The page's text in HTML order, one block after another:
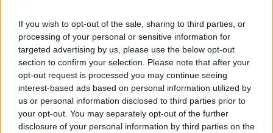
If you wish to opt-out of the sale, sharing to third parties, or
processing of your personal or sensitive information for
targeted advertising by us, please use the below opt-out
section to confirm your selection. Please note that after your
opt-out request is processed you may continue seeing
interest-based ads based on personal information utilized by
us or personal information disclosed to third parties prior to
your opt-out. You may separately opt-out of the further
disclosure of your personal information by third parties on the